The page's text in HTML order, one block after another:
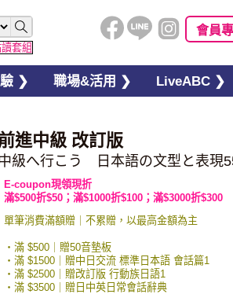
套組
會員
驗 ❯ 職場&活用 ❯ LiveABC ❯
進中級 改訂版
級へ行こう 日本語の文型と表現
E-coupon現領現折
滿$500折$50；滿$1000折$100；滿$3000折$300
單筆消費滿額贈｜不累贈，以最高金額為主
・滿 $500｜贈50音墊板
・滿 $1500｜贈中日交流 標準日本語 會話篇1
・滿 $2500｜贈改訂版 行動族日語1
・滿 $3500｜贈日中英日常會話辭典